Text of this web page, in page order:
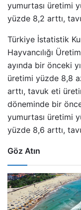
yumurtası üretimi
yüzde 8,2 arttı,
Türkiye İstatistik
Hayvancılığı
ayında bir önceki
üretimi yüzde 8,8
arttı, tavuk eti
döneminde bir
yumurtası üretimi
yüzde 8,6 arttı,
Göz Atın